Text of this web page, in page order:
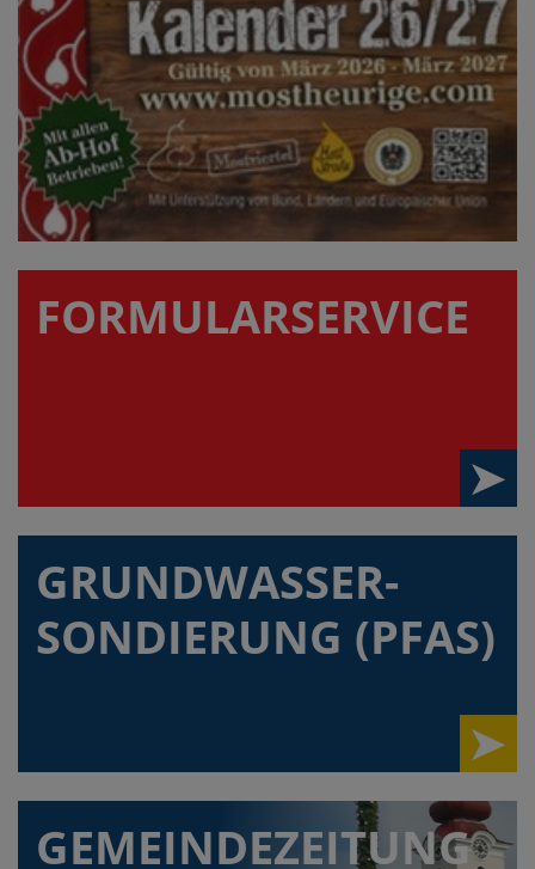
FORMULAR­SERVICE
GRUNDWASSER-
SONDIERUNG (PFAS)
GEMEINDEZEITUNG